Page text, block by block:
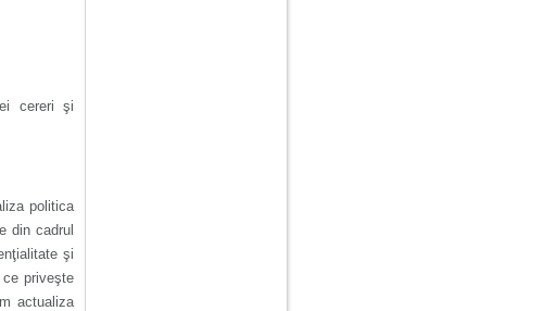
cereri şi
politica
din cadrul
şi
ce priveşte
actualiza